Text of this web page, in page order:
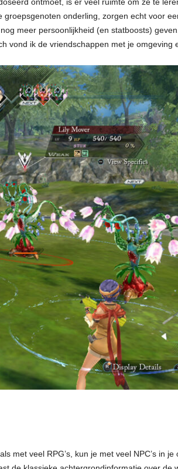
ontmoet, is er veel ruimte om ze te
onderling, zorgen echt voor
meer persoonlijkheid (en statboosts)
vond ik de vriendschappen met je omgeving
met veel RPG’s, kun je met veel NPC’s in